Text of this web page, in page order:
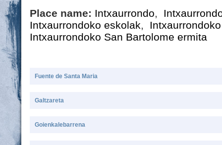
Place name: Intxaurrondo,
Intxaurrondoko eskolak,
Intxaurrondoko San Bartolome ermita
Fuente de Santa Maria
Galtzareta
Goienkalebarrena